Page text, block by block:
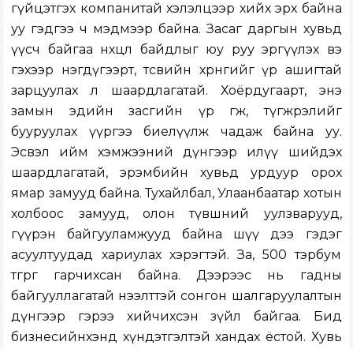
гүйцэтгэх компанитай хэлэлцээр хийх эрх байна
уу гэдгээ ч мэдмээр байна. Засаг даргын хувьд
үүсч байгаа нөхцөл байдлыг юу руу эргүүлэх вэ
гэхээр нэгдүгээрт, төсвийн хөрөнгийг үр ашигтай
зарцуулах л шаардлагатай. Хоёрдугаарт, энэ
замын эдийн засгийн үр өгөөж, түгжрэлийг
бууруулах үүргээ биелүүлж чадаж байна уу.
Эсвэл ийм хэмжээний дүнгээр илүү шийдэх
шаардлагатай, эрэмбийн хувьд урдуур орох
ямар замууд байна. Тухайлбал, Улаанбаатар хотын
холбоос замууд, олон түвшний уулзварууд,
гүүрэн байгууламжууд байна шүү дээ гэдэг
асуултуудад хариулах хэрэгтэй. За, 500 тэрбум
төгрөг гарчихсан байна. Дээрээс нь гадны
байгууллагатай нээлттэй сонгон шалгаруулалтын
дүнгээр гэрээ хийчихсэн зүйл байгаа. Бид
бизнесийнхэнд хүндэтгэлтэй хандах ёстой. Хувь